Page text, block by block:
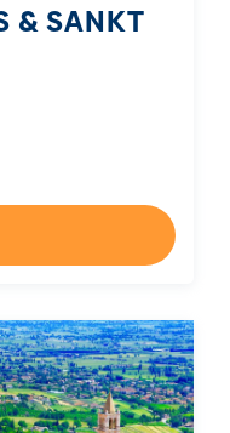
& SANKT